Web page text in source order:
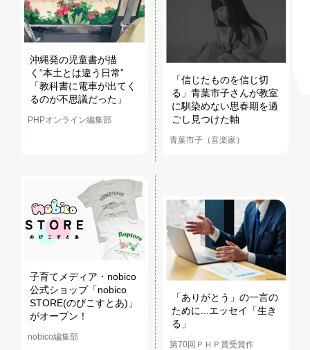
沖縄発の児童書が描
く“本土とは違う日常”
「教科書に電車が出てく
るのが不思議だった」
PHPオンライン編集部
「信じたものを信じ切
る」青葉市子さんが教室
に馴染めない思春期を過
ごし見つけた軸
青葉市子（音楽家）
子育てメディア・nobico
公式ショップ「nobico
STORE(のびこすとあ)」
がオープン！
nobico編集部
「ありがとう」の一言の
ために...エッセイ「生き
る」
第70回ＰＨＰ賞受賞作